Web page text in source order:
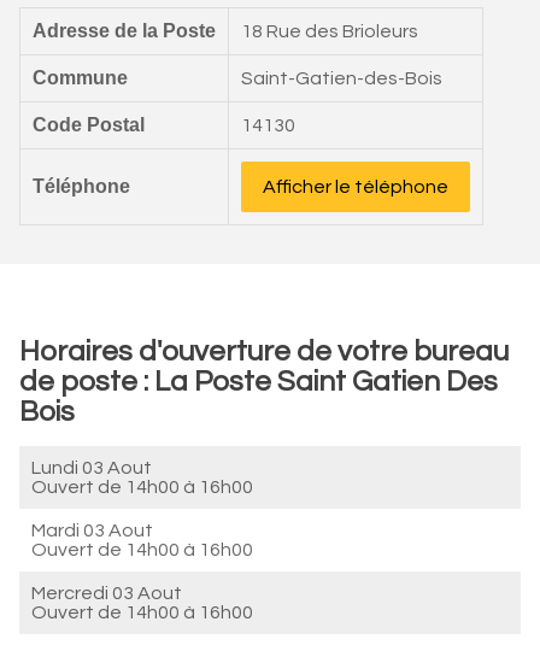
Adresse de la Poste 18 Rue des Brioleurs
Commune Saint-Gatien-des-Bois
Code Postal 14130
Téléphone Afficher le téléphone
Horaires d'ouverture de votre bureau
de poste : La Poste Saint Gatien Des
Bois
Lundi 03 Aout
Ouvert de 14h00 à 16h00
Mardi 03 Aout
Ouvert de 14h00 à 16h00
Mercredi 03 Aout
Ouvert de 14h00 à 16h00